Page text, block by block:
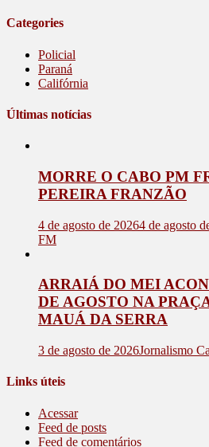
Categories
Policial
Paraná
Califórnia
Últimas notícias
MORRE O CABO PM
PEREIRA FRANZÃO
4 de agosto de 20264 de agosto
FM
ARRAIÁ DO MEI
DE AGOSTO NA
MAUÁ DA SERRA
3 de agosto de 2026Jornalismo
Links úteis
Acessar
Feed de posts
Feed de comentários